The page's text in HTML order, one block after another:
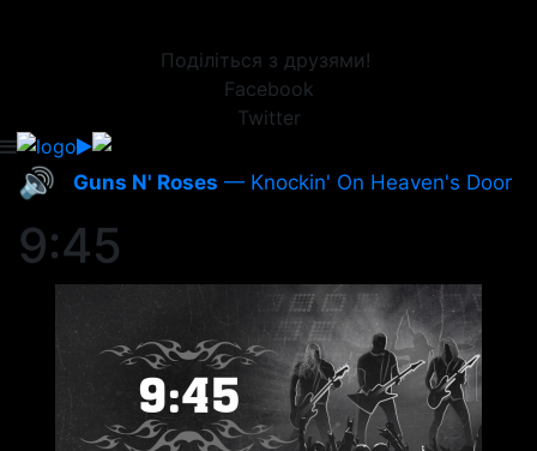
Поділіться з друзями!
Facebook
Twitter
🔊 Guns N' Roses — Knockin' On Heaven's Door
9:45